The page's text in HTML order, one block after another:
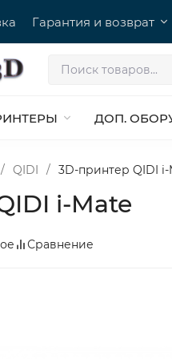
Гарантия и возврат
ДОП.
/ QIDI / 3D-принтер QIDI i-
i-Mate
Сравнение